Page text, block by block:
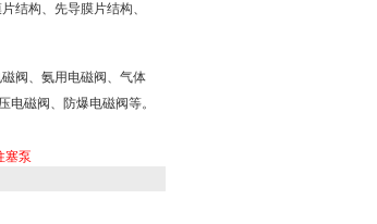
结构、先导膜片结构、
阀、氨用电磁阀、气体
磁阀、防爆电磁阀等。
塞泵